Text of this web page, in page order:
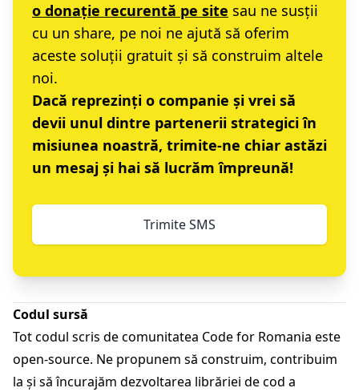
o donație recurentă pe site sau ne susții
cu un share, pe noi ne ajută să oferim
aceste soluții gratuit și să construim altele
noi.
Dacă reprezinți o companie și vrei să
devii unul dintre partenerii strategici în
misiunea noastră, trimite-ne chiar astăzi
un mesaj și hai să lucrăm împreună!
Trimite SMS
Codul sursă
Tot codul scris de comunitatea Code for Romania este
open-source. Ne propunem să construim, contribuim
la și să încurajăm dezvoltarea librăriei de cod a